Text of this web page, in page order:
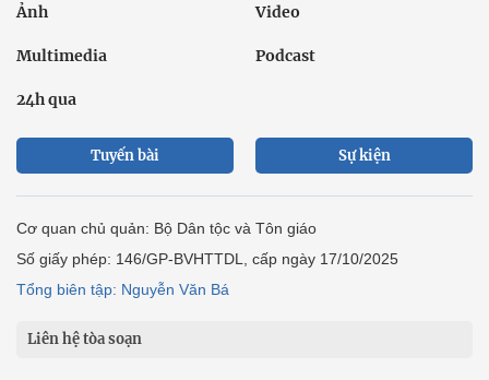
Ảnh Video
Multimedia Podcast
24h qua
Tuyến bài Sự kiện
Cơ quan chủ quản: Bộ Dân tộc và Tôn giáo
Số giấy phép: 146/GP-BVHTTDL, cấp ngày 17/10/2025
Tổng biên tập: Nguyễn Văn Bá
Liên hệ tòa soạn